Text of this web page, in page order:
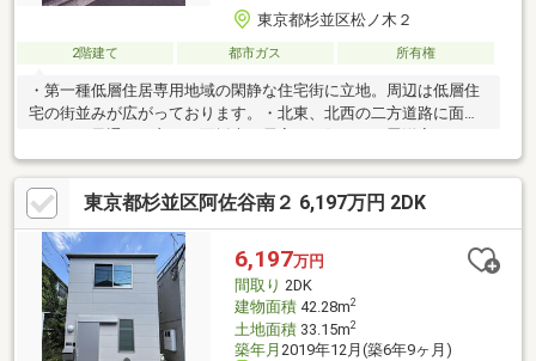
東京都杉並区松ノ木２
2階建て 都市ガス 所有権
・第一種低層住居専用地域の閑静な住宅街に立地。周辺は低層住
宅の街並みが広がっております。・北東、北西の二方道路に面し
ます。・風通しの良い二面採光の居室。・側４．５畳洋室には、
大型のクローゼットが設置されています。スーツケース等の大き
な荷物を収納することも可能です。・屋根裏収納があります。季
節ものなどの収納に重宝します。（居室などの場合）・車庫スペ
ースに収納スペースがございます。・車庫あり（車種による制限
あり。高さ約１．５ｍ）和田堀風致地区B地域該当。建蔽率、容
積率オーバーにより再建築時は同規模の建物は建築できません。
B1収納、小屋裏収納を増築。使用できる金融機関が限られます。
東京都杉並区阿佐谷南２ 6,197万円 2DK
6,197万円
間取り 2DK
建物面積42.28m2
土地面積33.15m2
築年月 2019年12月(築6年9ヶ月)